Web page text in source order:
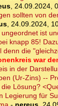
, 24.09.2024,
sollten von
, 24.09.2024,
ist
knapp 85!
die
war
in der
(Ur-Zins) --
Lösung?
Legierung für